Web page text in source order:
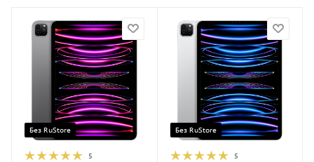
Без RuStore
5
Без RuStore
5